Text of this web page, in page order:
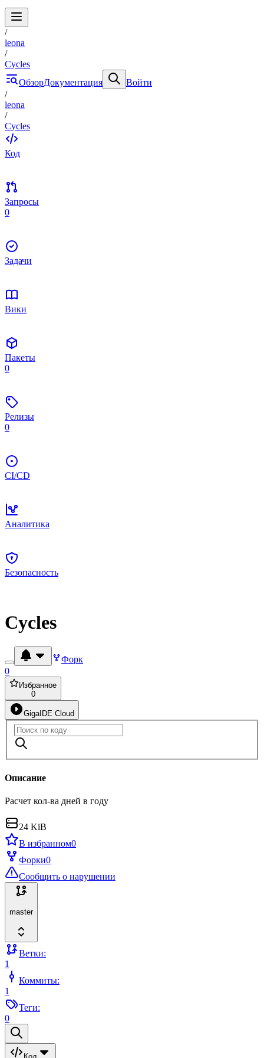
/
leona
/
Cycles
ОбзорДокументация
Войти
/
leona
/
Cycles
Код
Запросы
0
Задачи
Вики
Пакеты
0
Релизы
0
CI/CD
Аналитика
Безопасность
Cycles
Форк
0
Избранное
0
GigaIDE Cloud
Описание
Расчет кол-ва дней в году
24 KiB
В избранном0
Форки0
Сообщить о нарушении
master
Ветки:
1
Коммиты:
1
Теги:
0